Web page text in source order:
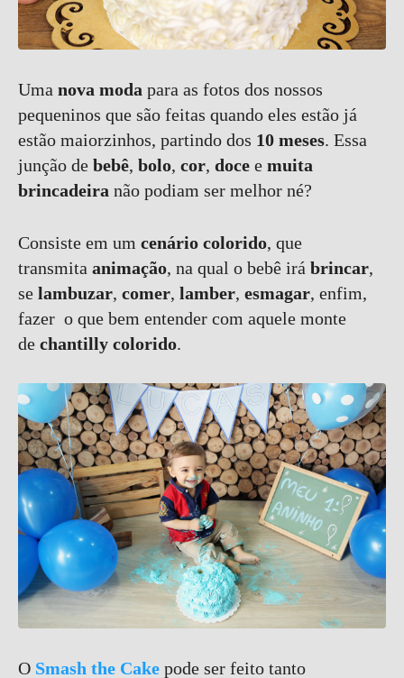
Uma nova moda para as fotos dos nossos
pequeninos que são feitas quando eles estão já
estão maiorzinhos, partindo dos 10 meses. Essa
junção de bebê, bolo, cor, doce e muita
brincadeira não podiam ser melhor né?
Consiste em um cenário colorido, que
transmita animação, na qual o bebê irá brincar,
se lambuzar, comer, lamber, esmagar, enfim,
fazer o que bem entender com aquele monte
de chantilly colorido.
O Smash the Cake pode ser feito tanto